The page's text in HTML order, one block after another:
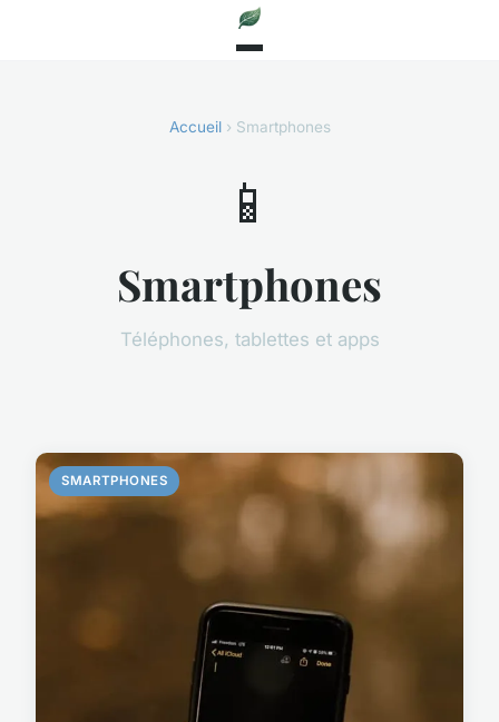
Accueil› Smartphones
📱
Smartphones
Téléphones, tablettes et apps
SMARTPHONES